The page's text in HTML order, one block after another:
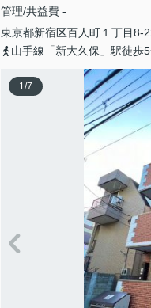
管理/共益費 -
東京都新宿区百人町 １丁目8-
山手線「新大久保」駅徒歩
1/7